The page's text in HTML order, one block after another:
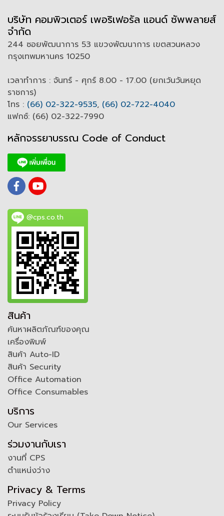
บริษัท คอมพิวเตอร์ เพอริเฟอรัล แอนด์ ซัพพลายส์
จำกัด
244 ซอยพัฒนาการ 53 แขวงพัฒนาการ เขตสวนหลวง
กรุงเทพมหานคร 10250
เวลาทำการ : จันทร์ - ศุกร์ 8.00 - 17.00 (ยกเว้นวันหยุด
ราชการ)
โทร : (66) 02-322-9535, (66) 02-722-4040
แฟกซ์: (66) 02-322-7990
หลักจรรยาบรรณ Code of Conduct
@cps.co.th
สินค้า
ค้นหาผลิตภัณฑ์ของคุณ
เครื่องพิมพ์
สินค้า Auto-ID
สินค้า Security
Office Automation
Office Consumables
บริการ
Our Services
ร่วมงานกับเรา
งานที่ CPS
ตำแหน่งว่าง
Privacy & Terms
Privacy Policy